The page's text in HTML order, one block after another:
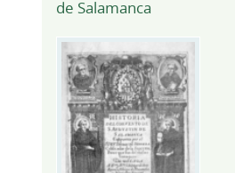
de Salamanca